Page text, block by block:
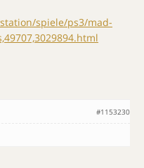
spiele/ps3/mad-
#1153230